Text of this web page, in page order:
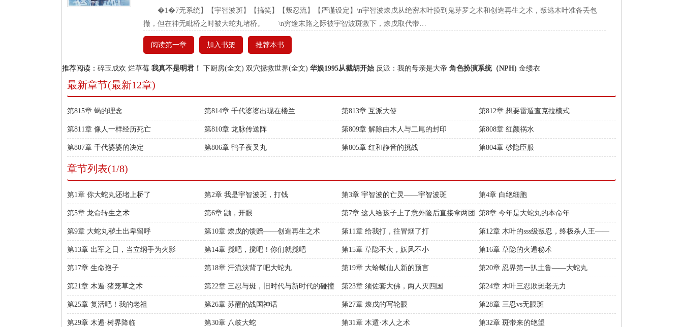
�1�7无系统】【宇智波斑】【搞笑】【叛忍流】【严谨设定】\n宇智波燎戊从绝密木叶摸到鬼芽罗之术和创造再生之术，叛逃木叶准备丢包
撤，但在神无毗桥之时被大蛇丸堵桥。 \n穷途末路之际被宇智波斑救下，燎戊取代带…
阅读第一章 加入书架 推荐本书
推荐阅读： 碎玉成欢 烂草莓 我真不是明君！ 下厨房(全文) 双穴拯救世界(全文) 华娱1995从截胡开始 反派：我的母亲是大帝 角色扮演系统（NPH) 金缕衣
最新章节(最新12章)
第815章 蝎的理念 第814章 千代婆婆出现在楼兰 第813章 互派大使 第812章 想要雷遁查克拉模式
第811章 像人一样经历死亡 第810章 龙脉传送阵 第809章 解除由木人与二尾的封印 第808章 红颜祸水
第807章 千代婆婆的决定 第806章 鸭子夜叉丸 第805章 红和静音的挑战 第804章 砂隐臣服
章节列表(1/8)
第1章 你大蛇丸还堵上桥了 第2章 我是宇智波斑，打钱 第3章 宇智波的亡灵——宇智波斑 第4章 白绝细胞
第5章 龙命转生之术 第6章 鼬，开眼 第7章 这人给孩子上了意外险后直接拿两团
纸来理赔
第8章 今年是大蛇丸的本命年
第9章 大蛇丸秽土出卑留呼 第10章 燎戊的馈赠——创造再生之术 第11章 给我打，往冒烟了打 第12章 木叶的sss级叛忍，终极杀人王——
宇智波燎戊
第13章 出军之日，当立纲手为火影 第14章 搅吧，搅吧！你们就搅吧 第15章 草隐不大，妖风不小 第16章 草隐的火遁秘术
第17章 生命孢子 第18章 汗流浃背了吧大蛇丸 第19章 大蛤蟆仙人新的预言 第20章 忍界第一扒土鲁——大蛇丸
第21章 木遁·猪笼草之术 第22章 三忍与斑，旧时代与新时代的碰撞 第23章 须佐套大佛，两人灭四国 第24章 木叶三忍欺斑老无力
第25章 复活吧！我的老祖 第26章 苏醒的战国神话 第27章 燎戊的写轮眼 第28章 三忍vs无眼斑
第29章 木遁·树界降临 第30章 八岐大蛇 第31章 木遁·木人之术 第32章 斑带来的绝望